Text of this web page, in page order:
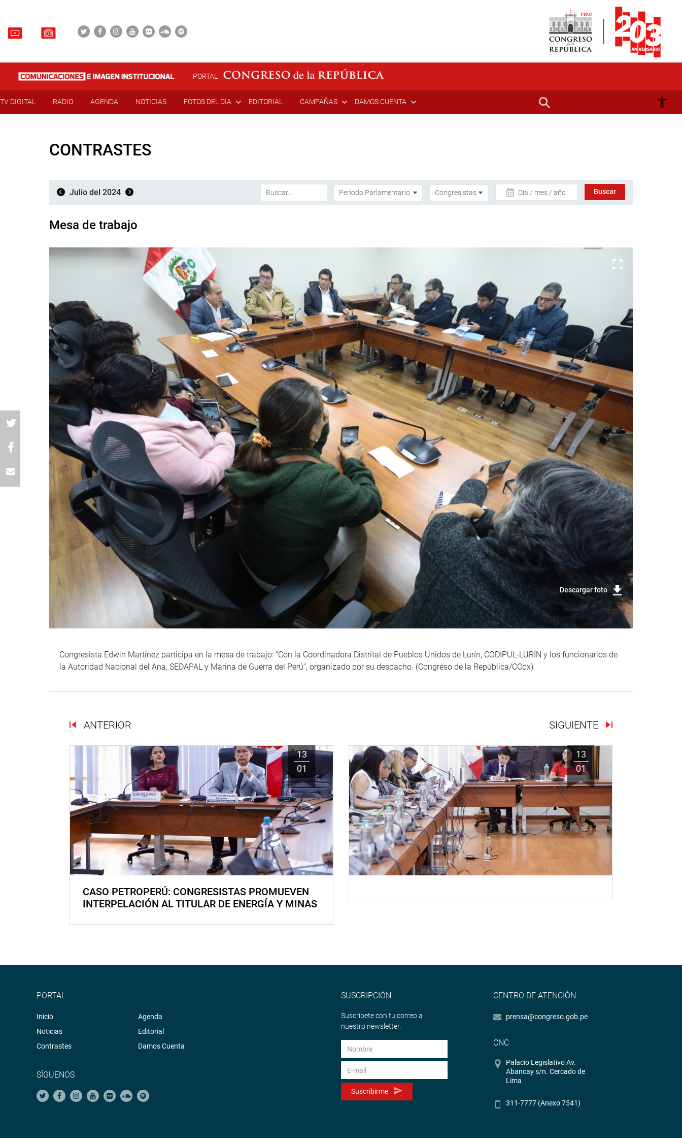
PORTAL
TV DIGITAL RADIO AGENDA NOTICIAS FOTOS DEL DÍA EDITORIAL CAMPAÑAS DAMOS CUENTA
CONTRASTES
Julio del 2024 Día / mes / año
Mesa de trabajo
Descargar foto
Congresista Edwin Martínez participa en la mesa de trabajo: “Con la Coordinadora Distrital de Pueblos Unidos de Lurín, CODIPUL-LURÍN y los funcionarios de
la Autoridad Nacional del Ana, SEDAPAL y Marina de Guerra del Perú”, organizado por su despacho. (Congreso de la República/CCox)
ANTERIOR SIGUIENTE
13
01
CASO PETROPERÚ: CONGRESISTAS PROMUEVEN
INTERPELACIÓN AL TITULAR DE ENERGÍA Y MINAS
13
01
PORTAL
Inicio
Noticias
Contrastes
Agenda
Editorial
Damos Cuenta
SÍGUENOS
SUSCRIPCIÓN
Suscríbete con tu correo a
nuestro newsletter.
Suscribirme
CENTRO DE ATENCIÓN
prensa@congreso.gob.pe
CNC
Palacio Legislativo Av.
Abancay s/n. Cercado de
Lima
311-7777 (Anexo 7541)